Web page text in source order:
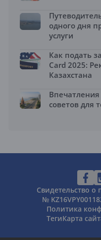
одного дня
услуги
Как подать
Card 2025:
Казахстана
советов для
Свидетельство о
№
Политика
ТегиКарта